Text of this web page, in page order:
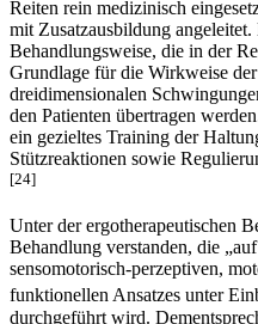
Bei der Hippotherapie werden
Reiten rein medizinisch
mit Zusatzausbildung angeleitet.
Behandlungsweise, die in der
Grundlage für die Wirkweise
dreidimensionalen
den Patienten übertragen
ein gezieltes Training der
[24]
Unter der ergotherapeutischen
Behandlung verstanden, die
sensomotorisch-perzeptiven,